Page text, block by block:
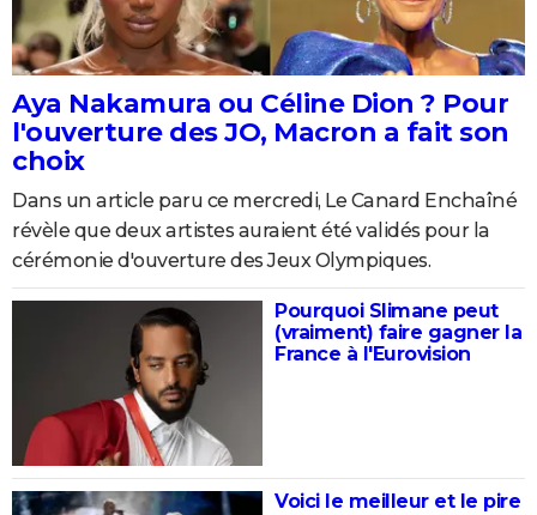
Aya Nakamura ou Céline Dion ? Pour
l'ouverture des JO, Macron a fait son
choix
Dans un article paru ce mercredi, Le Canard Enchaîné
révèle que deux artistes auraient été validés pour la
cérémonie d'ouverture des Jeux Olympiques.
Pourquoi Slimane peut
(vraiment) faire gagner la
France à l'Eurovision
Voici le meilleur et le pire